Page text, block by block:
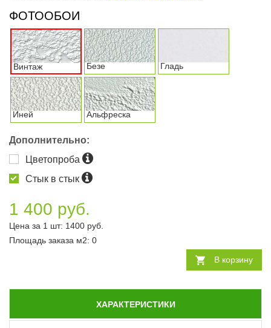
ФОТООБОИ
Винтаж Безе Гладь
Иней Альфреска
Дополнительно:
Цветопроба
Стык в стык
1 400 руб.
Цена за 1 шт: 1400 руб.
Площадь заказа м2: 0
В корзину
ХАРАКТЕРИСТИКИ